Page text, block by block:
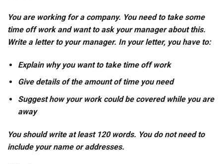
You are working for a company. You need to take some
time off work and want to ask your manager about this.
Write a letter to your manager. In your letter, you have to:
Explain why you want to take time off work
Give details of the amount of time you need
Suggest how your work could be covered while you are
away
You should write at least 120 words. You do not need to
include your name or addresses.